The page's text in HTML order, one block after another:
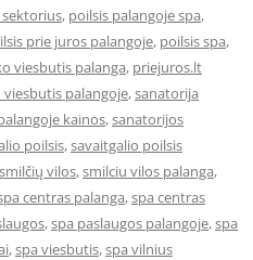
, poilsis palangoje spa,
prie juros palangoje, poilsis spa,
viesbutis palanga, priejuros.lt
palangoje,sanatorija
kainos,sanatorijos
poilsis,savaitgalio poilsis
smilčių vilos,smilciu vilos palanga,
centras palanga,spa centras
,spa paslaugos palangoje,spa
,spa viesbutis,spa vilnius